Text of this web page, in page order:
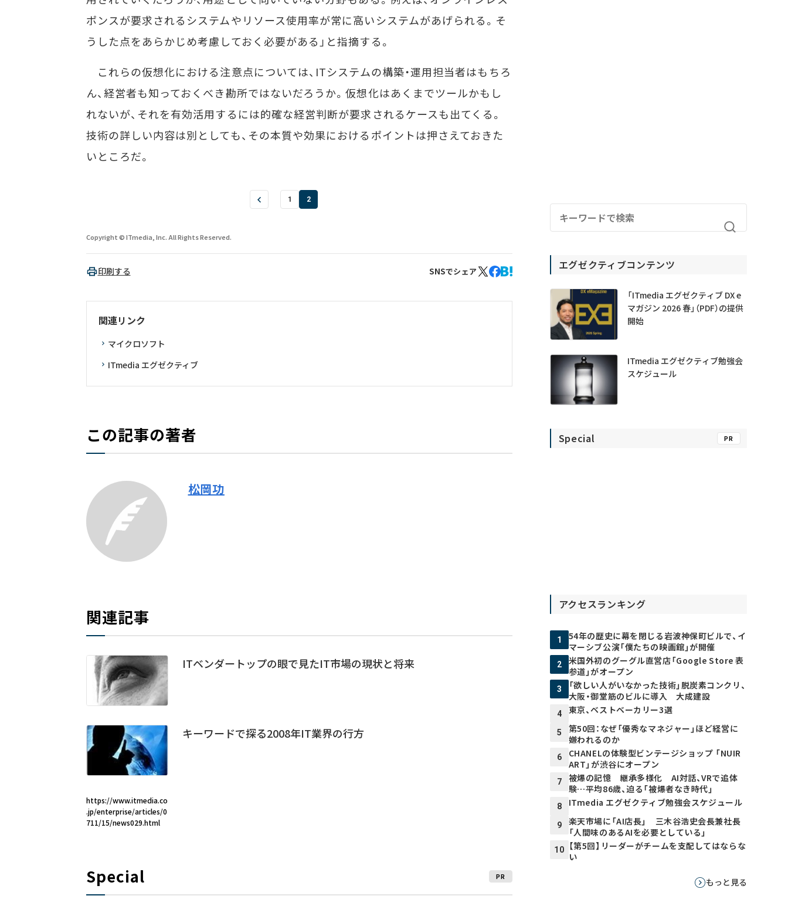
ポンスが要求されるシステムやリソース使用率が常に高いシステムがあげられる。そ
うした点をあらかじめ考慮しておく必要がある」と指摘する。
これらの仮想化における注意点については、ITシステムの構築・運用担当者はもちろ
ん、経営者も知っておくべき勘所ではないだろうか。仮想化はあくまでツールかもし
れないが、それを有効活用するには的確な経営判断が要求されるケースも出てくる。
技術の詳しい内容は別としても、その本質や効果におけるポイントは押さえておきた
いところだ。
1 2
Copyright © ITmedia, Inc. All Rights Reserved.
印刷する SNSでシェア
関連リンク
マイクロソフト
ITmedia エグゼクティブ
この記事の著者
松岡功
関連記事
ITベンダートップの眼で見たIT市場の現状と将来
キーワードで探る2008年IT業界の行方
https://www.itmedia.co
.jp/enterprise/articles/0
711/15/news029.html
Special PR
エグゼクティブコンテンツ
「ITmedia エグゼクティブ DX e
マガジン 2026 春」（PDF）の提供
開始
ITmedia エグゼクティブ勉強会
スケジュール
Special PR
アクセスランキング
1
54年の歴史に幕を閉じる岩波神保町ビルで、イ
マーシブ公演「僕たちの映画館」が開催
2
米国外初のグーグル直営店「Google Store 表
参道」がオープン
3
「欲しい人がいなかった技術」脱炭素コンクリ、
大阪・御堂筋のビルに導入 大成建設
4 東京、ベストベーカリー3選
5
第50回：なぜ「優秀なマネジャー」ほど経営に
嫌われるのか
6
CHANELの体験型ビンテージショップ 「NUIR
ART」が渋谷にオープン
7
被爆の記憶 継承多様化 AI対話、VRで追体
験…平均86歳、迫る「被爆者なき時代」
8 ITmedia エグゼクティブ勉強会スケジュール
9
楽天市場に「AI店長」 三木谷浩史会長兼社長
「人間味のあるAIを必要としている」
10
【第5回】リーダーがチームを支配してはならな
い
もっと見る